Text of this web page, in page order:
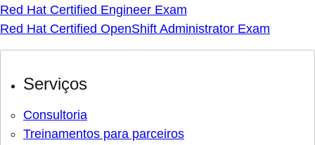
Red Hat Certified Engineer Exam
Red Hat Certified OpenShift Administrator Exam
Serviços
Consultoria
Treinamentos para parceiros